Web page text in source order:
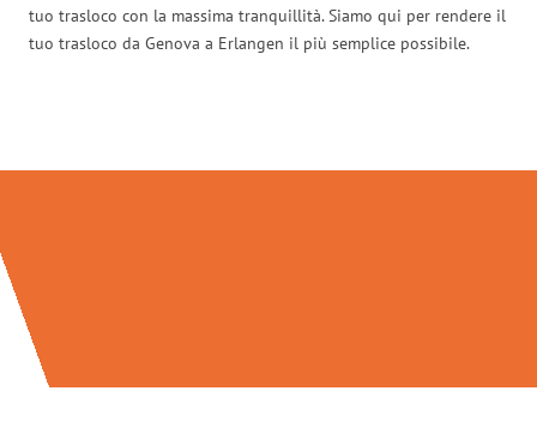
tuo trasloco con la massima tranquillità. Siamo qui per rendere il
tuo trasloco da Genova a Erlangen il più semplice possibile.